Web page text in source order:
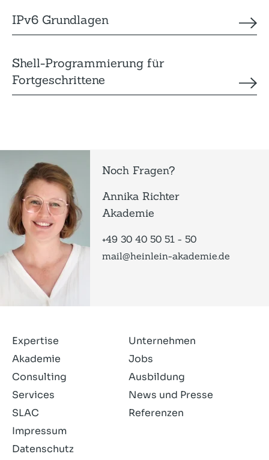
IPv6 Grundlagen
Shell-Programmierung für
Fortgeschrittene
Noch Fragen?
Annika Richter
Akademie
+49 30 40 50 51 - 50
mail@heinlein-akademie.de
Expertise
Akademie
Consulting
Services
SLAC
Unternehmen
Jobs
Ausbildung
News und Presse
Referenzen
Impressum
Datenschutz